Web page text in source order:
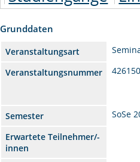
Grunddaten
Veranstaltungsart
Veranstaltungsnummer
Semester
SoSe
Erwartete Teilnehmer/-
innen